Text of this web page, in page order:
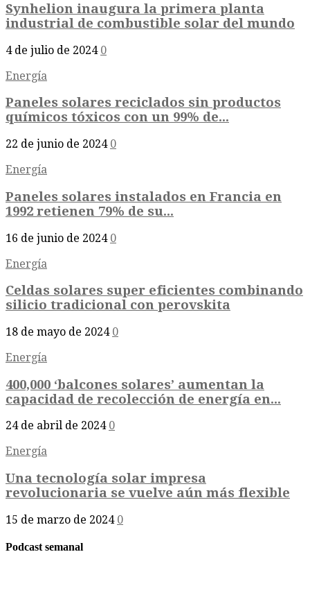
Synhelion inaugura la primera planta
industrial de combustible solar del mundo
4 de julio de 2024 0
Energía
Paneles solares reciclados sin productos
químicos tóxicos con un 99% de...
22 de junio de 2024 0
Energía
Paneles solares instalados en Francia en
1992 retienen 79% de su...
16 de junio de 2024 0
Energía
Celdas solares super eficientes combinando
silicio tradicional con perovskita
18 de mayo de 2024 0
Energía
400,000 ‘balcones solares’ aumentan la
capacidad de recolección de energía en...
24 de abril de 2024 0
Energía
Una tecnología solar impresa
revolucionaria se vuelve aún más flexible
15 de marzo de 2024 0
Podcast semanal